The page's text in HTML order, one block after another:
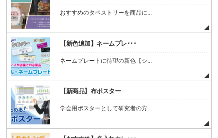
おすすめのタペストリーを商品に...
【新色追加】ネームプレ･･･
ネームプレートに待望の新色【シ...
【新商品】布ポスター
学会用ポスターとして研究者の方...